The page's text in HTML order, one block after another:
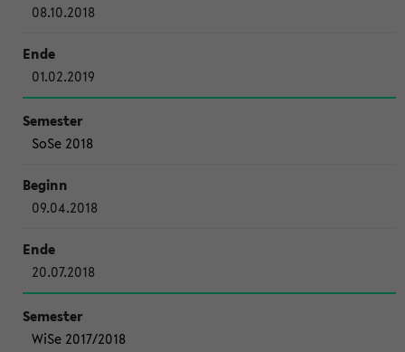
08.10.2018
01.02.2019
SoSe 2018
09.04.2018
20.07.2018
WiSe 2017/2018